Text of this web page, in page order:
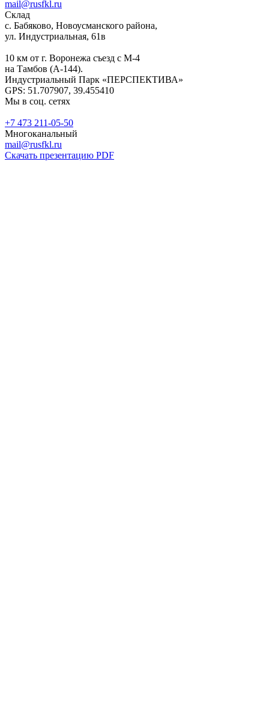
mail@rusfkl.ru
Склад
с. Бабяково, Новоусманского района,
ул. Индустриальная, 61в
10 км от г. Воронежа съезд с М-4
на Тамбов (А-144).
Индустриальный Парк «ПЕРСПЕКТИВА»
GPS: 51.707907, 39.455410
Мы в соц. сетях
+7 473 211-05-50
Многоканальный
mail@rusfkl.ru
Скачать презентацию PDF